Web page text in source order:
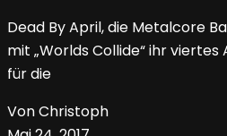
Dead By April, die Metalcore
mit „Worlds Collide“ ihr
für die
Von Christoph